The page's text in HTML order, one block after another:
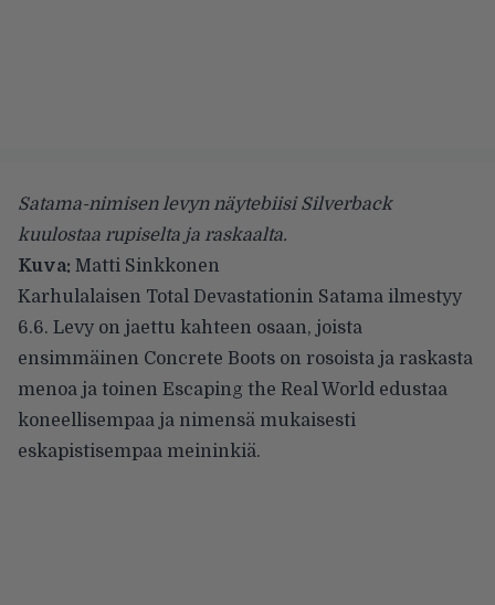
Satama-nimisen levyn näytebiisi Silverback
kuulostaa rupiselta ja raskaalta.
Kuva: Matti Sinkkonen
Karhulalaisen Total Devastationin Satama ilmestyy
6.6. Levy on jaettu kahteen osaan, joista
ensimmäinen Concrete Boots on rosoista ja raskasta
menoa ja toinen Escaping the Real World edustaa
koneellisempaa ja nimensä mukaisesti
eskapistisempaa meininkiä.